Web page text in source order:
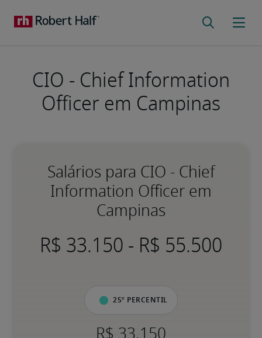
CIO - Chief Information
Officer em Campinas
Salários para CIO - Chief
Information Officer em
Campinas
-
25º percentil